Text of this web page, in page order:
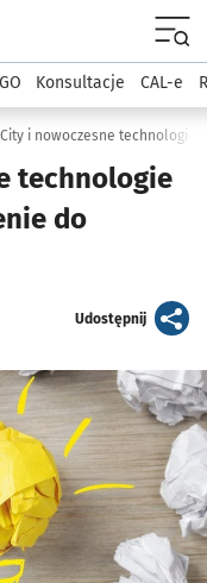
Rozmawia
Konsultacje CAL-e
i nowoczesne technologie
technologie
do
Udostępnijartykuł